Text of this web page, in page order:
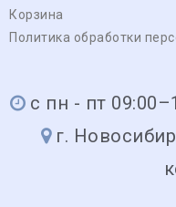
Корзина
Политика обработки
с пн - пт
г.